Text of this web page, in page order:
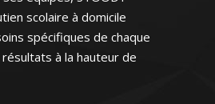
et la littérature française
scolaire à domicile
spécifiques de chaque
à la hauteur de